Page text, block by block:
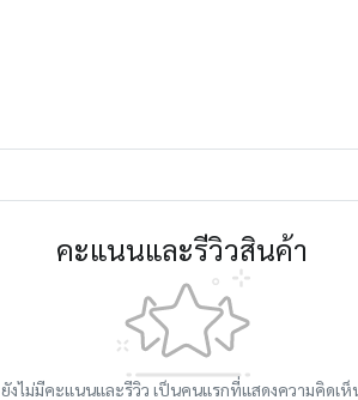
คะแนนและรีวิวสินค้า
ยังไม่มีคะแนนและรีวิว เป็นคนแรกที่แสดงความคิดเห็